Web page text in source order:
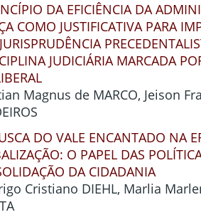
DA EFICIÊNCIA DA
COMO JUSTIFICATIVA PARA
JUDICIÁRIA MARCADA
Magnus de MARCO, Jeison
DO VALE ENCANTADO NA
O PAPEL DAS
DA CIDADANIA
Cristiano DIEHL, Marlia